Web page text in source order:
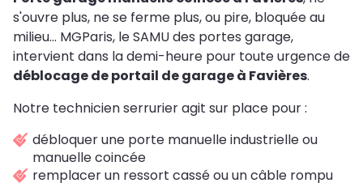
s'ouvre plus, ne se ferme plus, ou pire, bloquée au
milieu... MGParis, le SAMU des portes garage,
intervient dans la demi-heure pour toute urgence de
déblocage de portail de garage à Favières.
Notre technicien serrurier agit sur place pour :
débloquer une porte manuelle industrielle ou
manuelle coincée
remplacer un ressort cassé ou un câble rompu